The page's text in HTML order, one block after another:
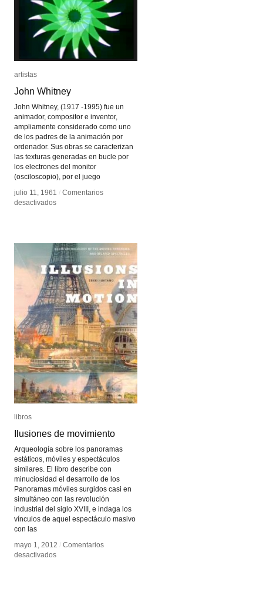
artistas
John Whitney
John Whitney, (1917 -1995) fue un
animador, compositor e inventor,
ampliamente considerado como uno
de los padres de la animación por
ordenador. Sus obras se caracterizan
las texturas generadas en bucle por
los electrones del monitor
(osciloscopio), por el juego
julio 11, 1961 / Comentarios
desactivadosen
artistas
John Whitney
julio 11, 1961 / Comentarios
desactivadosen
libros
Ilusiones de movimiento
Arqueología sobre los panoramas
estáticos, móviles y espectáculos
similares. El libro describe con
minuciosidad el desarrollo de los
Panoramas móviles surgidos casi en
simultáneo con las revolución
industrial del siglo XVIII, e indaga los
vínculos de aquel espectáculo masivo
con las
mayo 1, 2012 / Comentarios
desactivadosen
libros
Ilusiones de movimiento
mayo 1, 2012 / Comentarios
desactivadosen